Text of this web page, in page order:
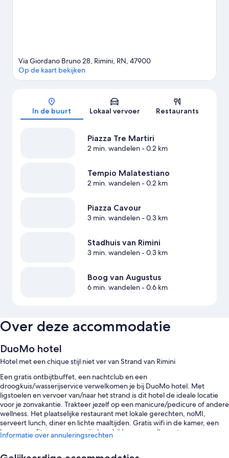
Kaart
Via Giordano Bruno 28, Rimini, RN, 47900
Op de kaart bekijken
In de buurt Lokaal vervoer Restaurants
Piazza Tre Martiri
2 min. wandelen- 0.2 km
Tempio Malatestiano
2 min. wandelen- 0.2 km
Piazza Cavour
3 min. wandelen- 0.3 km
Stadhuis van Rimini
3 min. wandelen- 0.3 km
Boog van Augustus
6 min. wandelen- 0.6 km
Over deze accommodatie
DuoMo hotel
Hotel met een chique stijl niet ver van Strand van Rimini
Een gratis ontbijtbuffet, een nachtclub en een
droogkuis/wasserijservice verwelkomen je bij DuoMo hotel. Met
ligstoelen en vervoer van/naar het strand is dit hotel de ideale locatie
voor je zonvakantie. Trakteer jezelf op een manicure/pedicure of andere
wellness. Het plaatselijke restaurant met lokale gerechten, noMI,
serveert lunch, diner en lichte maaltijden. Gratis wifi in de kamer, een
bar en een fitnesscentrum zijn beschikbaar voor alle gasten.
Informatie over annuleringsrechten